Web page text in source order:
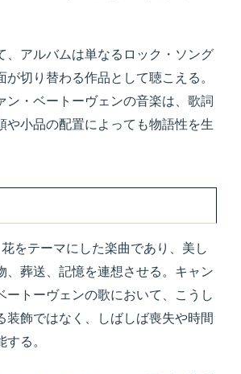
、アルバムは単なるロック・ソング
が切り替わる作品として聴こえる。
ン・ベートーヴェンの音楽は、歌詞
や小品の配置によっても物語性を生
花をテーマにした楽曲であり、美し
、葬送、記憶を連想させる。キャン
ートーヴェンの歌において、こうし
装飾ではなく、しばしば喪失や時間
る。